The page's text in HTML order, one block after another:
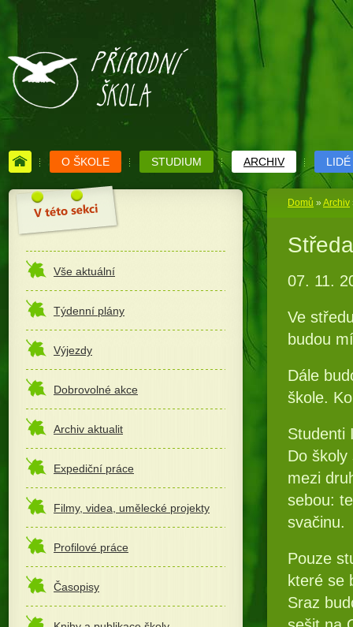
O ŠKOLE STUDIUM ARCHIV LIDÉ
Vše aktuální
Týdenní plány
Výjezdy
Dobrovolné akce
Archiv aktualit
Expediční práce
Filmy, videa, umělecké projekty
Profilové práce
Časopisy
Domů » Archiv
07. 11.
Ve
budou
Dále
škole.
Studenti
Do
mezi
sebou:
svačinu.
Pouze
které se
Sraz